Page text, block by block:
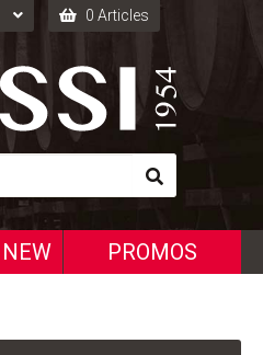
0 Articles
PROMOS
NEW